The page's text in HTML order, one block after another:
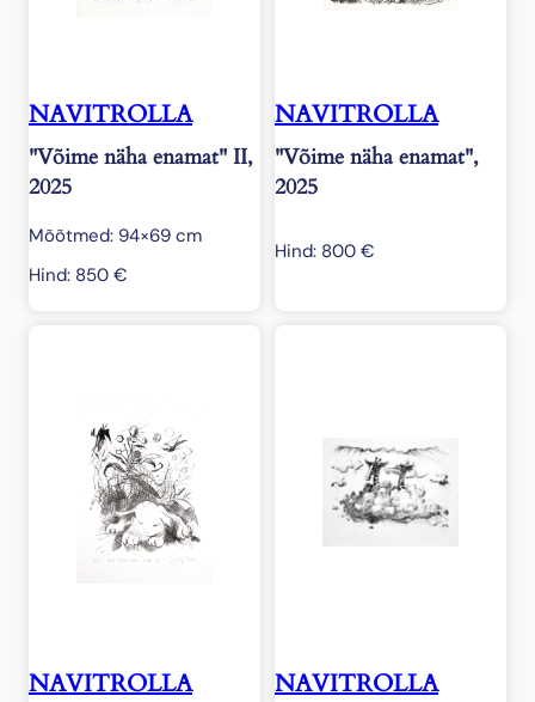
NAVITROLLA
"Võime näha enamat" II,
2025
Mõõtmed: 94×69 cm
Hind: 850 €
NAVITROLLA
"Võime näha enamat",
2025
Hind: 800 €
NAVITROLLA NAVITROLLA